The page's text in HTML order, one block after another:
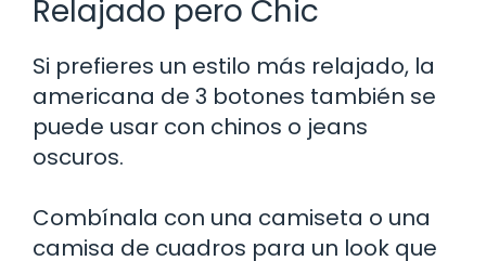
Relajado pero Chic
Si prefieres un estilo más relajado, la
americana de 3 botones también se
puede usar con chinos o jeans
oscuros.
Combínala con una camiseta o una
camisa de cuadros para un look que